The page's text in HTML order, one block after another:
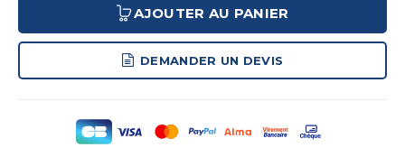
AJOUTER AU PANIER
DEMANDER UN DEVIS